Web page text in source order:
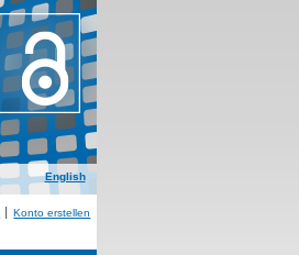
English
Konto erstellen